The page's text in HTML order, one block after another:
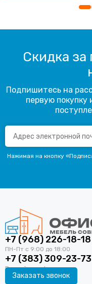
Скидка за
Подпишитесь на
первую покупку
Нажимая на кнопку
+7 (968) 226-18-18
+7 (383) 309-23-73
Заказать звонок